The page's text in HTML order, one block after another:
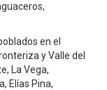
en el
y Valle del
La Vega,
Elías Pina,